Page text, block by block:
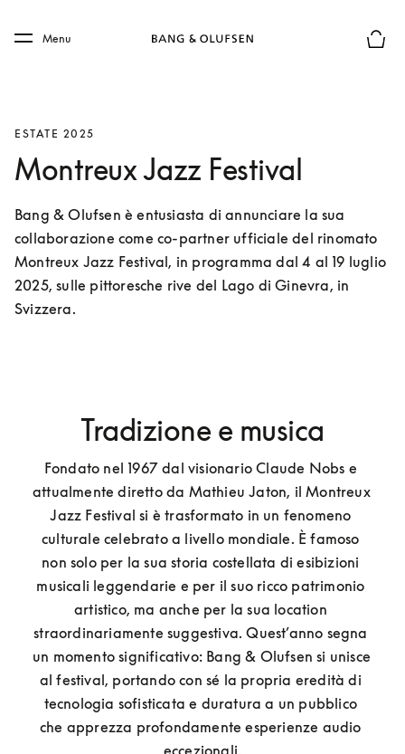
Skip to main footer
Menu
ESTATE 2025
Montreux Jazz Festival
Bang & Olufsen è entusiasta di annunciare la sua
collaborazione come co-partner ufficiale del rinomato
Montreux Jazz Festival, in programma dal 4 al 19 luglio
2025, sulle pittoresche rive del Lago di Ginevra, in
Svizzera.
Tradizione e musica
Fondato nel 1967 dal visionario Claude Nobs e
attualmente diretto da Mathieu Jaton, il Montreux
Jazz Festival si è trasformato in un fenomeno
culturale celebrato a livello mondiale. È famoso
non solo per la sua storia costellata di esibizioni
musicali leggendarie e per il suo ricco patrimonio
artistico, ma anche per la sua location
straordinariamente suggestiva. Quest’anno segna
un momento significativo: Bang & Olufsen si unisce
al festival, portando con sé la propria eredità di
tecnologia sofisticata e duratura a un pubblico
che apprezza profondamente esperienze audio
eccezionali.